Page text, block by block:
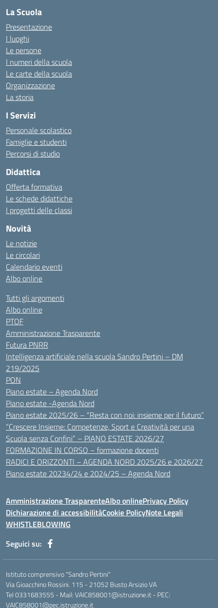
La Scuola
Presentazione
I luoghi
Le persone
I numeri della scuola
Le carte della scuola
Organizzazione
La storia
I Servizi
Personale scolastico
Famiglie e studenti
Percorsi di studio
Didattica
Offerta formativa
Le schede didattiche
I progetti delle classi
Novità
Le notizie
Le circolari
Calendario eventi
Albo online
Tutti gli argomenti
Albo online
PTOF
Amministrazione Trasparente
Futura PNRR
Intelligenza artificiale nella scuola Sandro Pertini – DM
219/2025
PON
Piano estate – Agenda Nord
Piano estate -Agenda Nord
Piano estate 2025/26 – “Resta con noi: insieme per il futuro”
“Crescere Insieme: Competenze, Sport e Creatività per una
Scuola senza Confini” – PIANO ESTATE 2026/27
FORMAZIONE IN CORSO – formazione docenti
RADICI E ORIZZONTI – AGENDA NORD 2025/26 e 2026/27
Piano estate 20234/24 e 2024/25 – Agenda Nord
Amministrazione TrasparenteAlbo onlinePrivacy Policy
Dichiarazione di accessibilitàCookie PolicyNote Legali
WHISTLEBLOWING
Seguici su:
Istituto comprensivo "Sandro Pertini"
Via Gioacchino Rossini. 115 - 21052 Busto Arsizio VA
Tel 0331683555 - Mail: VAIC858001@istruzione.it - PEC:
VAIC858001@pec.istruzione.it